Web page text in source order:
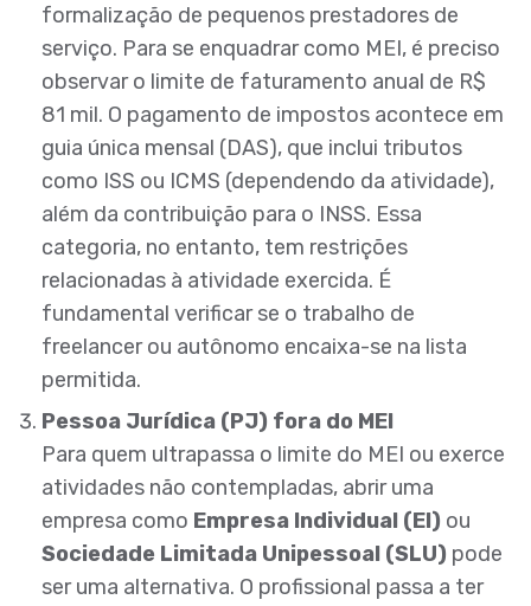
formalização de pequenos prestadores de
serviço. Para se enquadrar como MEI, é preciso
observar o limite de faturamento anual de R$
81 mil. O pagamento de impostos acontece em
guia única mensal (DAS), que inclui tributos
como ISS ou ICMS (dependendo da atividade),
além da contribuição para o INSS. Essa
categoria, no entanto, tem restrições
relacionadas à atividade exercida. É
fundamental verificar se o trabalho de
freelancer ou autônomo encaixa-se na lista
permitida.
Pessoa Jurídica (PJ) fora do MEI
Para quem ultrapassa o limite do MEI ou exerce
atividades não contempladas, abrir uma
empresa como Empresa Individual (EI) ou
Sociedade Limitada Unipessoal (SLU) pode
ser uma alternativa. O profissional passa a ter